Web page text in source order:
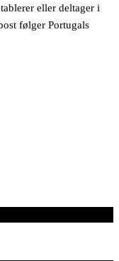
eller deltager i
følger Portugals